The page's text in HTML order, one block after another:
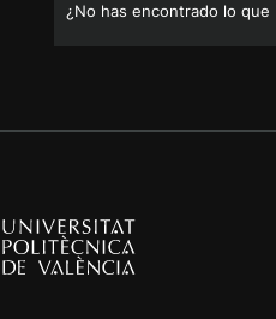
¿No has encontrado lo que